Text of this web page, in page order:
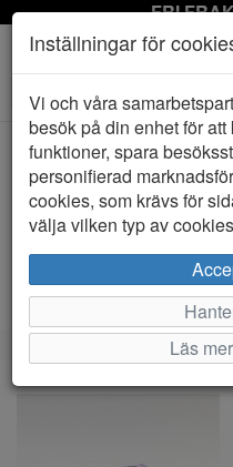
FRI
Toggle
navigation
Ipanema (4 artiklar)
Sortera efter:
Inställningar för
Vi och våra
besök på din enhet för
funktioner, spara
personifierad
cookies, som krävs för
välja vilken typ av
Läs